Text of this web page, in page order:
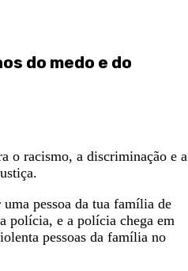
do medo e do
o racismo, a discriminação e a
pessoa da tua família de
polícia, e a polícia chega em
pessoas da família no